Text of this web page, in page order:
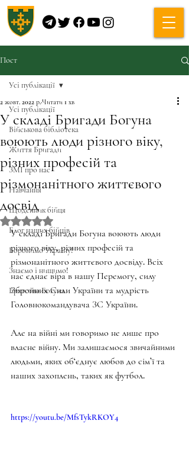
Пост
Усі публікації
Військова бібліотека
Життя Бригади
ЗМІ про нас
Навчання
Щоденник бійця
Блог наших бійців
Боронимо Україну!
Знаємо і нищимо!
Братство Богуна
Усі публікації
У складі Бригади Богуна
воюють люди різного віку,
різних професій та
різмонанітного життєвого
досвід
2 жовт. 2022 р.Читати 1 хв
Оцінка: NaN з 5 зірок.
У складі Бригади Богуна воюють люди
різного віку, різних професій та
різмонанітного життєвого досвіду. Всіх
нас єднає віра в нашу Перемогу, силу
Збройних Сили України та мудрість
Головнокомандувача ЗС України.
Але на війні ми говоримо не лише про
власне війну. Ми залишаємося звичайними
людьми, яких об‘єднує любов до сім’ї та
наших захоплень, таких як футбол.
https://youtu.be/MfsTykRKOY4